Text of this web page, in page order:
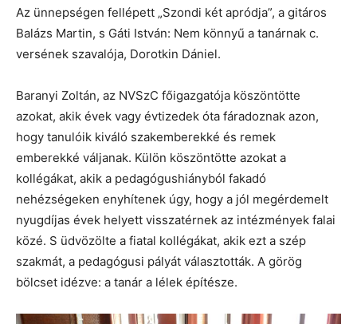
Az ünnepségen fellépett „Szondi két apródja”, a gitáros
Balázs Martin, s Gáti István: Nem könnyű a tanárnak c.
versének szavalója, Dorotkin Dániel.
Baranyi Zoltán, az NVSzC főigazgatója köszöntötte
azokat, akik évek vagy évtizedek óta fáradoznak azon,
hogy tanulóik kiváló szakemberekké és remek
emberekké váljanak. Külön köszöntötte azokat a
kollégákat, akik a pedagógushiányból fakadó
nehézségeken enyhítenek úgy, hogy a jól megérdemelt
nyugdíjas évek helyett visszatérnek az intézmények falai
közé. S üdvözölte a fiatal kollégákat, akik ezt a szép
szakmát, a pedagógusi pályát választották. A görög
bölcset idézve: a tanár a lélek építésze.